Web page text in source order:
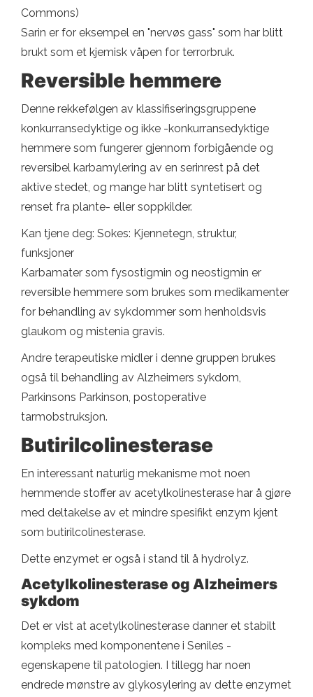
Commons)
Sarin er for eksempel en "nervøs gass" som har blitt
brukt som et kjemisk våpen for terrorbruk.
Reversible hemmere
Denne rekkefølgen av klassifiseringsgruppene
konkurransedyktige og ikke -konkurransedyktige
hemmere som fungerer gjennom forbigående og
reversibel karbamylering av en serinrest på det
aktive stedet, og mange har blitt syntetisert og
renset fra plante- eller soppkilder.
Kan tjene deg: Sokes: Kjennetegn, struktur,
funksjoner
Karbamater som fysostigmin og neostigmin er
reversible hemmere som brukes som medikamenter
for behandling av sykdommer som henholdsvis
glaukom og mistenia gravis.
Andre terapeutiske midler i denne gruppen brukes
også til behandling av Alzheimers sykdom,
Parkinsons Parkinson, postoperative
tarmobstruksjon.
Butirilcolinesterase
En interessant naturlig mekanisme mot noen
hemmende stoffer av acetylkolinesterase har å gjøre
med deltakelse av et mindre spesifikt enzym kjent
som butirilcolinesterase.
Dette enzymet er også i stand til å hydrolyz.
Acetylkolinesterase og Alzheimers
sykdom
Det er vist at acetylkolinesterase danner et stabilt
kompleks med komponentene i Seniles -
egenskapene til patologien. I tillegg har noen
endrede mønstre av glykosylering av dette enzymet